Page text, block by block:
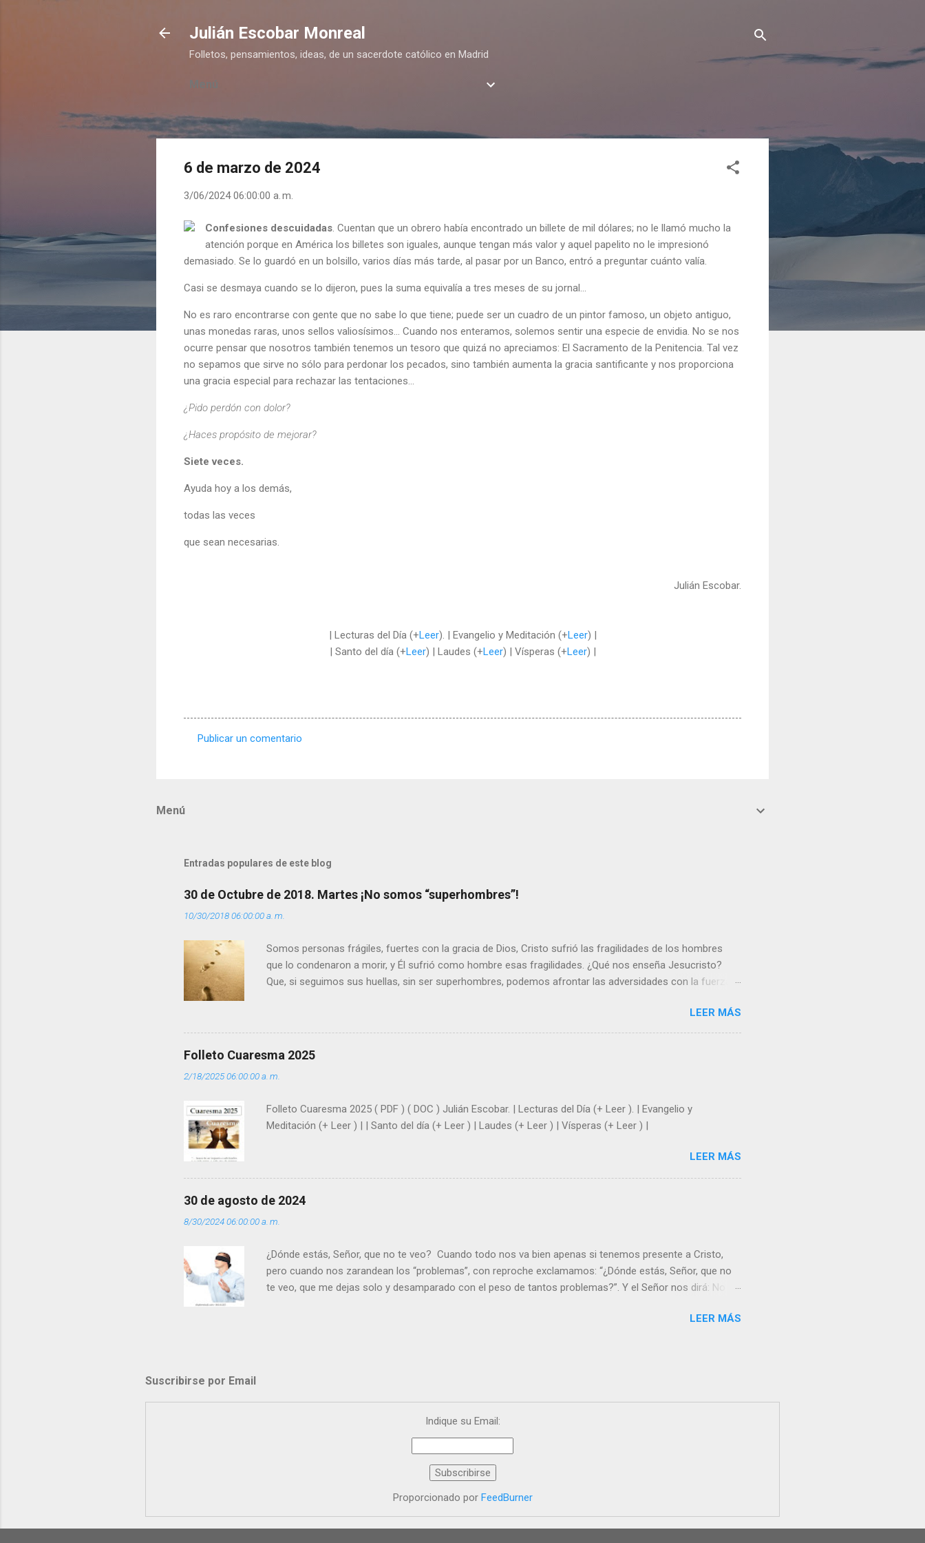
Julián Escobar Monreal
Folletos, pensamientos, ideas, de un sacerdote católico en Madrid
Menú
6 de marzo de 2024
3/06/2024 06:00:00 a. m.
Confesiones descuidadas . Cuentan que un obrero había encontrado un billete de mil dólares; no le llamó mucho la
atención porque en América los billetes son iguales, aunque tengan más valor y aquel papelito no le impresionó
demasiado. Se lo guardó en un bolsillo, varios días más tarde, al pasar por un Banco, entró a preguntar cuánto valía.
Casi se desmaya cuando se lo dijeron, pues la suma equivalía a tres meses de su jornal...
No es raro encontrarse con gente que no sabe lo que tiene; puede ser un cuadro de un pintor famoso, un objeto antiguo,
unas monedas raras, unos sellos valiosísimos... Cuando nos enteramos, solemos sentir una especie de envidia. No se nos
ocurre pensar que nosotros también tenemos un tesoro que quizá no apreciamos: El Sacramento de la Penitencia. Tal vez
no sepamos que sirve no sólo para perdonar los pecados, sino también aumenta la gracia santificante y nos proporciona
una gracia especial para rechazar las tentaciones...
¿Pido perdón con dolor?
¿Haces propósito de mejorar?
Siete veces.
Ayuda hoy a los demás,
todas las veces
que sean necesarias.
Julián Escobar.
| Lecturas del Día (+Leer). | Evangelio y Meditación (+Leer) |
| Santo del día (+Leer) | Laudes (+Leer) | Vísperas (+Leer) |
a
Publicar un comentario
Menú
Entradas populares de este blog
30 de Octubre de 2018. Martes ¡No somos “superhombres”!
10/30/2018 06:00:00 a. m.
Somos personas frágiles, fuertes con la gracia de Dios, Cristo sufrió las fragilidades de los hombres
que lo condenaron a morir, y Él sufrió como hombre esas fragilidades. ¿Qué nos enseña Jesucristo?
Que, si seguimos sus huellas, sin ser superhombres, podemos afrontar las adversidades con la fuerza y
que los demás se sientan acompañados y protegidos por nosotros. “ Señor, soy un árbol sin frutos,
pero tú me das la savia para que al menos mis ramas y hojas den sombra en los días del sol abrasador
”. - ¿Te sientes super hombre? - ¿Superas tu fragilidad con la gracia de Dios? Julián Escobar. | Lecturas
(+ Leer ) |
LEER MÁS
Folleto Cuaresma 2025
2/18/2025 06:00:00 a. m.
Folleto Cuaresma 2025 ( PDF ) ( DOC ) Julián Escobar. | Lecturas del Día (+ Leer ). | Evangelio y
Meditación (+ Leer ) | | Santo del día (+ Leer ) | Laudes (+ Leer ) | Vísperas (+ Leer ) |
LEER MÁS
30 de agosto de 2024
8/30/2024 06:00:00 a. m.
¿Dónde estás, Señor, que no te veo? Cuando todo nos va bien apenas si tenemos presente a Cristo,
pero cuando nos zarandean los “problemas”, con reproche exclamamos: “¿Dónde estás, Señor, que no
te veo, que me dejas solo y desamparado con el peso de tantos problemas?”. Y el Señor nos dirá: No
porque lloras tus problemas y no gozas de la vida. ¿Cómo puedes creer que Yo dejo a nadie sólo con
perdón que el odio? Si es así, es que Cristo te ha acariciado con su Resurrecc...
LEER MÁS
Suscribirse por Email
Indique su Email:
Proporcionado por FeedBurner